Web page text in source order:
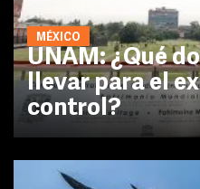
MÉXICO
UNAM: ¿Qué
llevar para el
control?